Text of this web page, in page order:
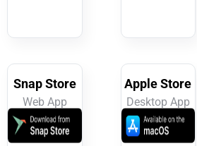
Snap Store
Web App
Apple Store
Desktop App